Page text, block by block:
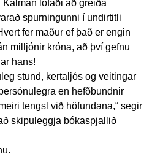
lofaði að greiða
spurningunni í undirtitli
fer maður ef það er engin
milljónir króna, að því gefnu
hans!
stund, kertaljós og veitingar
en hefðbundnir
tengsl við höfundana,“ segir
skipuleggja bókaspjallið